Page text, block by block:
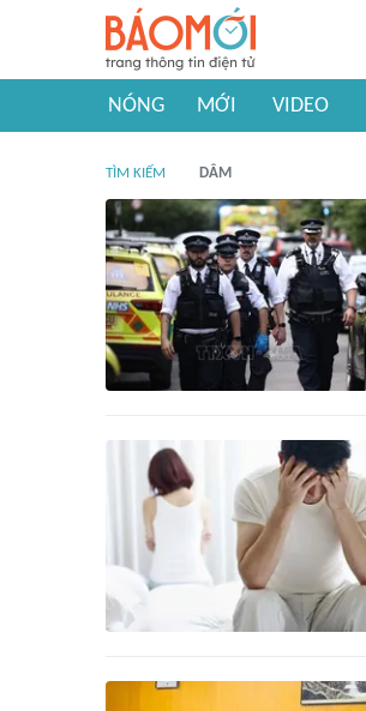
NÓNG MỚI VIDEO
TÌM KIẾM DÂM